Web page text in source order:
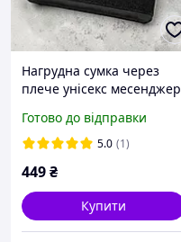
Нагрудна сумка через
плече унісекс месенджер
молодіжна сумка для
патчів
Готово до відправки
5.0 (1)
449₴
Купити